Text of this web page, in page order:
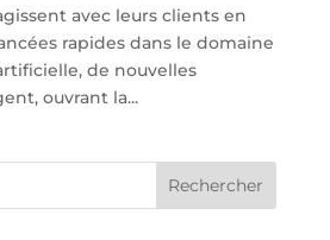
avec leurs clients en
rapides dans le domaine
de nouvelles
ouvrant la...